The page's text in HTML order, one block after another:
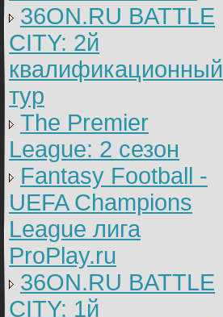
36ON.RU BATTLE
CITY: 2й
квалификационный
тур
The Premier
League: 2 cезон
Fantasy Football -
UEFA Champions
League лига
ProPlay.ru
36ON.RU BATTLE
CITY: 1й